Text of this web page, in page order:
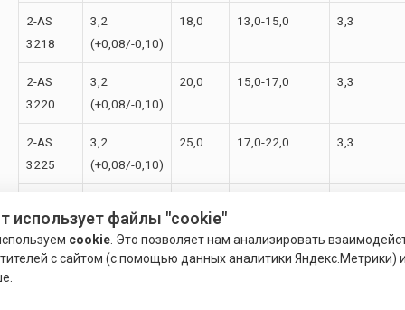
2-АS
3218
3,2
(+0,08/-0,10)
18,0 13,0-15,0 3,3
2-АS
3220
3,2
(+0,08/-0,10)
20,0 15,0-17,0 3,3
2-АS
3225
3,2
(+0,08/-0,10)
25,0 17,0-22,0 3,3
4006
(+0,08/-0,15)
2-АS
4,0
8,0 3,0-5,0 4,1
использует файлы "cookie"
cookie . Это позволяет нам анализировать
с сайтом (с помощью данных аналитики Яндекс.Метрики)